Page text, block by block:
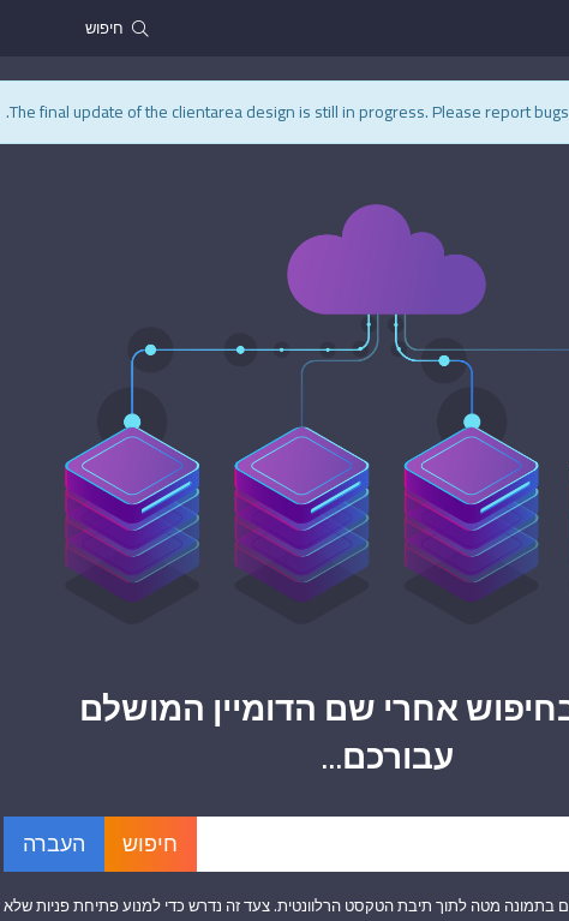
The final update of the clientarea design is still in progress. Please report
אחרי שם הדומיין המושלם
עבורכם...
בתמונה מטה לתוך תיבת הטקסט הרלוונטית. צעד זה נדרש כדי למנוע פתיחת פניות שלא